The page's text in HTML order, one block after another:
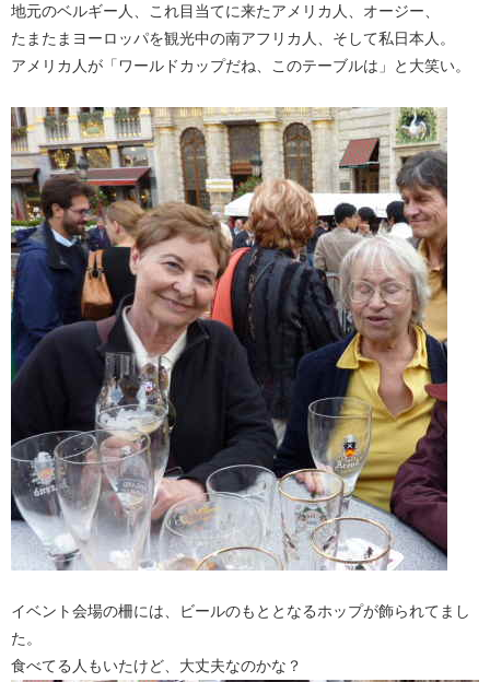
地元のベルギー人、これ目当てに来たアメリカ人、オージー、
たまたまヨーロッパを観光中の南アフリカ人、そして私日本人。
アメリカ人が「ワールドカップだね、このテーブルは」と大笑い。
イベント会場の柵には、ビールのもととなるホップが飾られてまし
た。
食べてる人もいたけど、大丈夫なのかな？